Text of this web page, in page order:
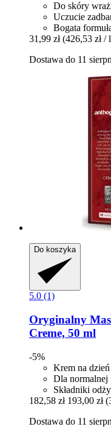
Do skóry
Uczucie
Bogata
31,99 zł (426,53 zł /
Dostawa do 11
Do koszyka
5.0 (1)
Oryginalny
Creme, 50 ml
-5%
Krem na
Dla normalnej
Składniki
182,58 zł 193,00 zł
Dostawa do 11